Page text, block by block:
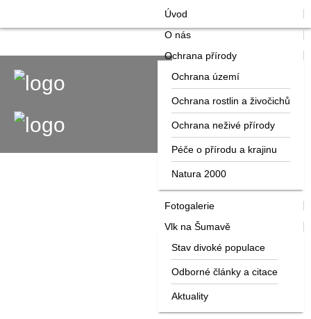
Úvod
O nás
Ochrana přírody
Ochrana území
Ochrana rostlin a živočichů
Ochrana neživé přírody
Péče o přírodu a krajinu
Natura 2000
Fotogalerie
Vlk na Šumavě
Stav divoké populace
Odborné články a citace
Aktuality